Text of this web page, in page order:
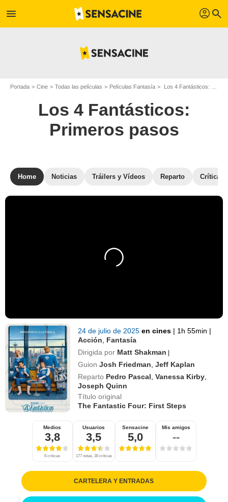
menu profil search
Portada Cine Todas las películas Películas Fantasía Los 4 Fantásticos: Primeros pasos
Los 4 Fantásticos:
Primeros pasos
Home Noticias Tráilers y Vídeos Reparto Críticas
24 de julio de 2025en cines | 1h 55min |
Acción
Fantasía
Dirigida por Matt Shakman |
Guion Josh Friedman ,Jeff Kaplan
Reparto Pedro Pascal ,Vanessa Kirby
Joseph Quinn
Título original
The Fantastic Four: First Steps
Medios
3,8
6 críticas
Usuarios
3,5
177 notas, 30 críticas
Sensacine
5,0
Mis amigos
--
CARTELERA Y ENTRADAS